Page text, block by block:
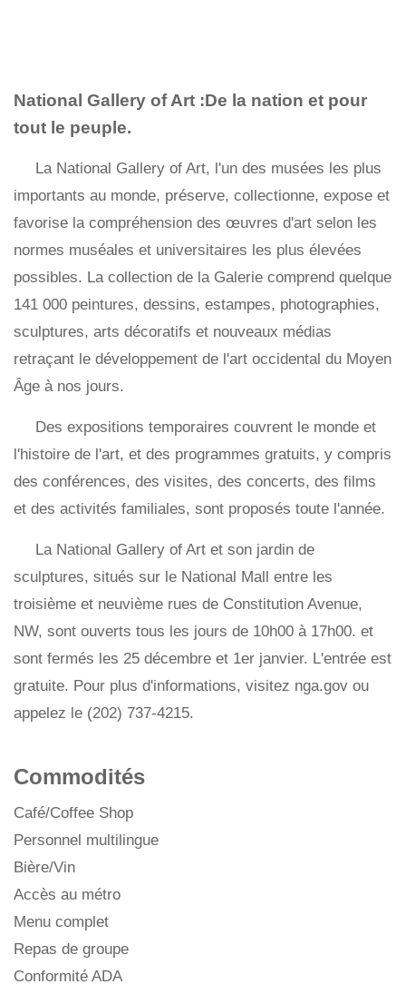
National Gallery of Art :De la nation et pour
tout le peuple.
La National Gallery of Art, l'un des musées les plus
importants au monde, préserve, collectionne, expose et
favorise la compréhension des œuvres d'art selon les
normes muséales et universitaires les plus élevées
possibles. La collection de la Galerie comprend quelque
141 000 peintures, dessins, estampes, photographies,
sculptures, arts décoratifs et nouveaux médias
retraçant le développement de l'art occidental du Moyen
Âge à nos jours.
Des expositions temporaires couvrent le monde et
l'histoire de l'art, et des programmes gratuits, y compris
des conférences, des visites, des concerts, des films
et des activités familiales, sont proposés toute l'année.
La National Gallery of Art et son jardin de
sculptures, situés sur le National Mall entre les
troisième et neuvième rues de Constitution Avenue,
NW, sont ouverts tous les jours de 10h00 à 17h00. et
sont fermés les 25 décembre et 1er janvier. L'entrée est
gratuite. Pour plus d'informations, visitez nga.gov ou
appelez le (202) 737-4215.
Commodités
Café/Coffee Shop
Personnel multilingue
Bière/Vin
Accès au métro
Menu complet
Repas de groupe
Conformité ADA